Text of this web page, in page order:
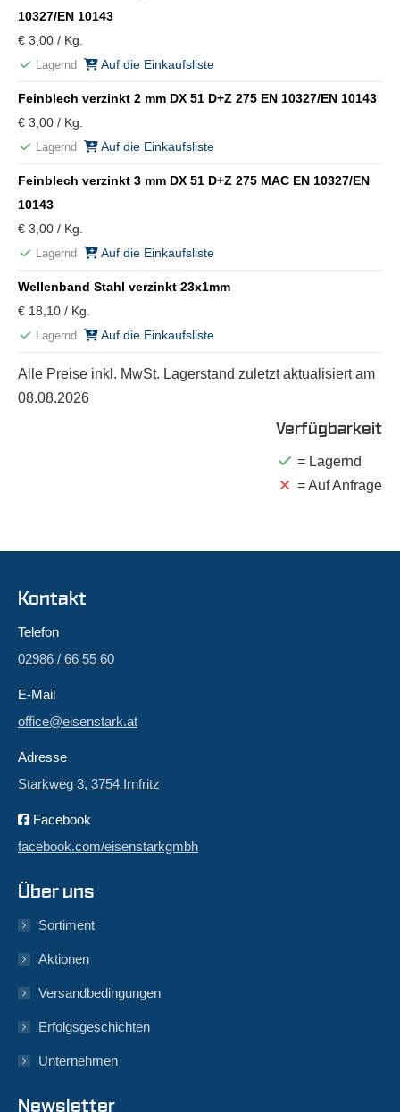
10327/EN 10143
€ 3,00 / Kg.
Lagernd Auf die Einkaufsliste
Feinblech verzinkt 2 mm DX 51 D+Z 275 EN 10327/EN 10143
€ 3,00 / Kg.
Lagernd Auf die Einkaufsliste
Feinblech verzinkt 3 mm DX 51 D+Z 275 MAC EN 10327/EN
10143
€ 3,00 / Kg.
Lagernd Auf die Einkaufsliste
Wellenband Stahl verzinkt 23x1mm
€ 18,10 / Kg.
Lagernd Auf die Einkaufsliste
Alle Preise inkl. MwSt. Lagerstand zuletzt aktualisiert am
08.08.2026
Verfügbarkeit
= Lagernd
= Auf Anfrage
Kontakt
Telefon
02986 / 66 55 60
E-Mail
office@eisenstark.at
Adresse
Starkweg 3, 3754 Irnfritz
Facebook
facebook.com/eisenstarkgmbh
Über uns
Sortiment
Aktionen
Versandbedingungen
Erfolgsgeschichten
Unternehmen
Newsletter